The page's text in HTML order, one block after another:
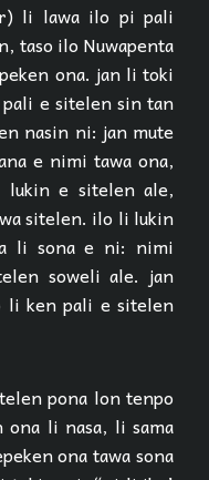
li lawa ilo pi pali
taso ilo Nuwapenta
ona. jan li toki
e sitelen sin tan
nasin ni: jan mute
e nimi tawa ona,
e sitelen ale,
sitelen. ilo li lukin
li sona e ni: nimi
soweli ale. jan
ken pali e sitelen
pona lon tenpo
li nasa, li sama
ona tawa sona